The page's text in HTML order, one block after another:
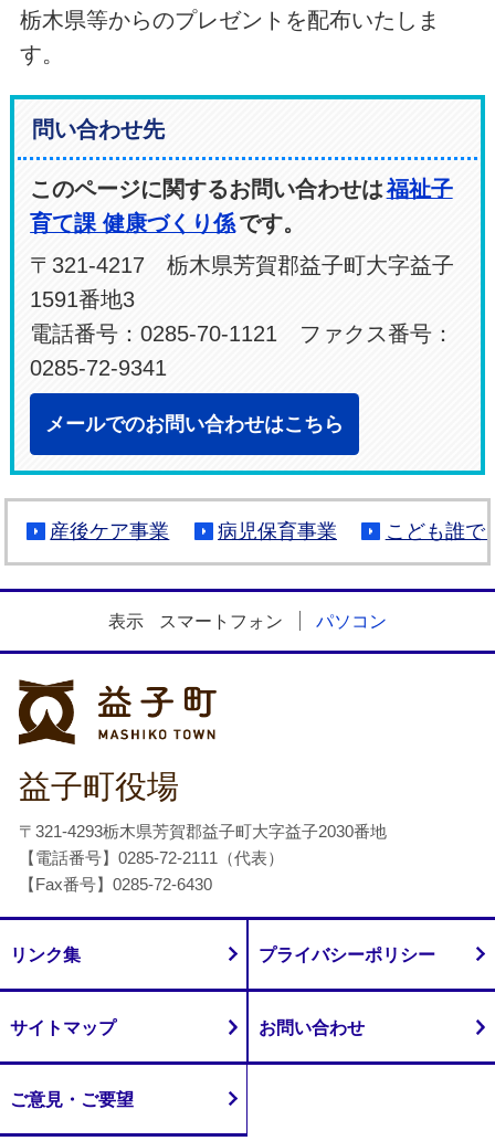
栃木県等からのプレゼントを配布いたしま
す。
問い合わせ先
このページに関するお問い合わせは福祉子
育て課 健康づくり係です。
〒321-4217 栃木県芳賀郡益子町大字益子
1591番地3
電話番号：0285-70-1121 ファクス番号：
0285-72-9341
メールでのお問い合わせはこちら
産後ケア事業 病児保育事業 こども誰で
表示 スマートフォン パソコン
益子町役場
〒321-4293栃木県芳賀郡益子町大字益子2030番地
【電話番号】0285-72-2111（代表）
【Fax番号】0285-72-6430
リンク集 プライバシーポリシー
サイトマップ お問い合わせ
ご意見・ご要望